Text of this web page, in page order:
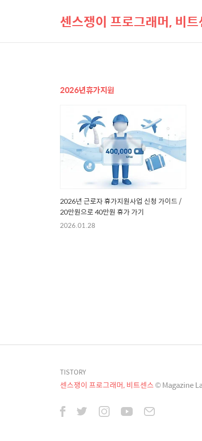
센스쟁이 프로그래머, 비
2026년휴가지원
2026년 근로자 휴가지원사업 신청 가이드 /
20만원으로 40만원 휴가 가기
2026.01.28
TISTORY
센스쟁이 프로그래머, 비트센스© Magazine